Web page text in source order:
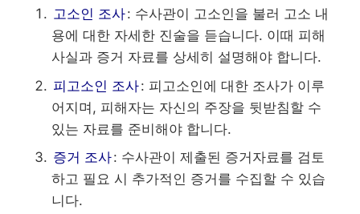
고소인 조사: 수사관이 고소인을 불러 고소 내
용에 대한 자세한 진술을 듣습니다. 이때 피해
사실과 증거 자료를 상세히 설명해야 합니다.
피고소인 조사: 피고소인에 대한 조사가 이루
어지며, 피해자는 자신의 주장을 뒷받침할 수
있는 자료를 준비해야 합니다.
증거 조사: 수사관이 제출된 증거자료를 검토
하고 필요 시 추가적인 증거를 수집할 수 있습
니다.